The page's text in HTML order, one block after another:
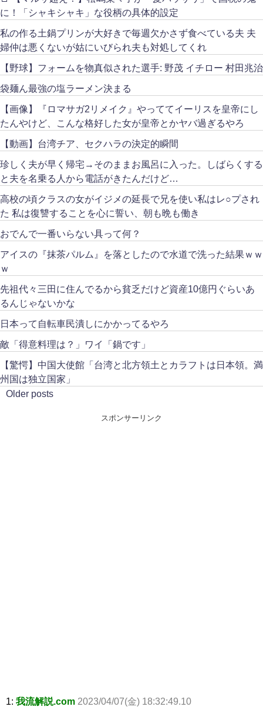
に！「シャキシャキ」な役柄の具体的設定
私の作る土鍋プリンが大好きで毎週欠かさず食べている夫 夫
婦仲は悪くないが姑にいびられ夫も対処してくれ
【野球】フォームを物真似された選手: 野茂 イチロー 村田兆治
袋麺ん最強の塩ラーメン決まる
【画像】『ロマサガ2リメイク』やっててイーリスを皇帝にし
たんやけど、こんな格好した女が皇帝とかヤバ過ぎるやろ
【動画】台湾チア、セクハラの決定的瞬間
珍しく夫が早く帰宅→そのままお風呂に入った。しばらくする
と夫を名乗る人から電話がきたんだけど…
高校の頃クラスの女がイジメの延長で兄を使い私はレ○プされ
た 私は復讐することを心に誓い、朝も晩も働き
おでんで一番いらない具って何？
アイスの『抹茶パルム』を落としたので水道で洗った結果ｗｗ
ｗ
先祖代々三田に住んでるから貧乏だけど資産10億円ぐらいあ
るんじゃないかな
日本って自転車民潰しにかかってるやろ
敵「得意料理は？」ワイ「鍋です」
【驚愕】中国大使館「台湾と北方領土とカラフトは日本領。満
州国は独立国家」
Older posts
スポンサーリンク
1: 我流解説.com 2023/04/07(金) 18:32:49.10